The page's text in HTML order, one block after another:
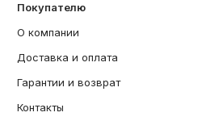
Покупателю
О компании
Доставка и оплата
Гарантии и возврат
Контакты